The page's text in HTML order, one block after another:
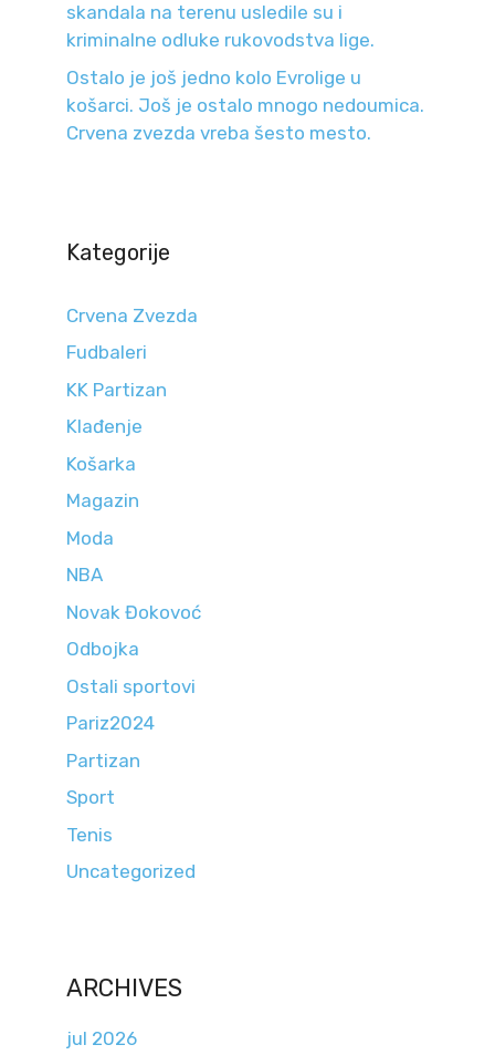
skandala na terenu usledile su i
kriminalne odluke rukovodstva lige.
Ostalo je još jedno kolo Evrolige u
košarci. Još je ostalo mnogo nedoumica.
Crvena zvezda vreba šesto mesto.
Kategorije
Crvena Zvezda
Fudbaleri
KK Partizan
Klađenje
Košarka
Magazin
Moda
NBA
Novak Đokovoć
Odbojka
Ostali sportovi
Pariz2024
Partizan
Sport
Tenis
Uncategorized
ARCHIVES
jul 2026